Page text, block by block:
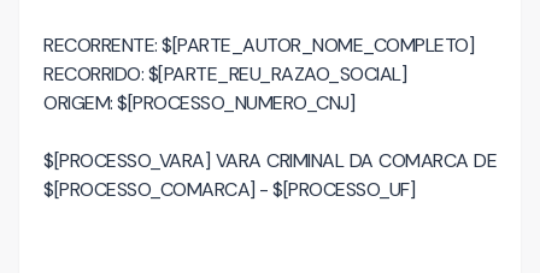
RECORRENTE: $[PARTE_AUTOR_NOME_COMPLETO]
RECORRIDO: $[PARTE_REU_RAZAO_SOCIAL]
ORIGEM: $[PROCESSO_NUMERO_CNJ]
$[PROCESSO_VARA] VARA CRIMINAL DA COMARCA DE
$[PROCESSO_COMARCA] - $[PROCESSO_UF]